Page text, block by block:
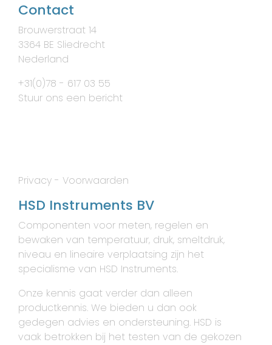
Contact
Brouwerstraat 14
3364 BE Sliedrecht
Nederland
+31(0)78 - 617 03 55
Stuur ons een bericht
Privacy - Voorwaarden
HSD Instruments BV
Componenten voor meten, regelen en
bewaken van temperatuur, druk, smeltdruk,
niveau en lineaire verplaatsing zijn het
specialisme van HSD Instruments.
Onze kennis gaat verder dan alleen
productkennis. We bieden u dan ook
gedegen advies en ondersteuning. HSD is
vaak betrokken bij het testen van de gekozen